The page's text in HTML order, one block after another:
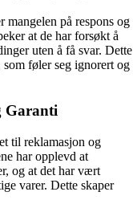
mangelen på respons og
at de har forsøkt å
uten å få svar. Dette
føler seg ignorert og
Garanti
til reklamasjon og
har opplevd at
og at det har vært
varer. Dette skaper